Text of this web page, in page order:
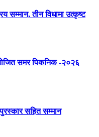
सम्मान, तीन विधामा उत्कृष्ट
समर पिकनिक -२०२६
सहित सम्मान